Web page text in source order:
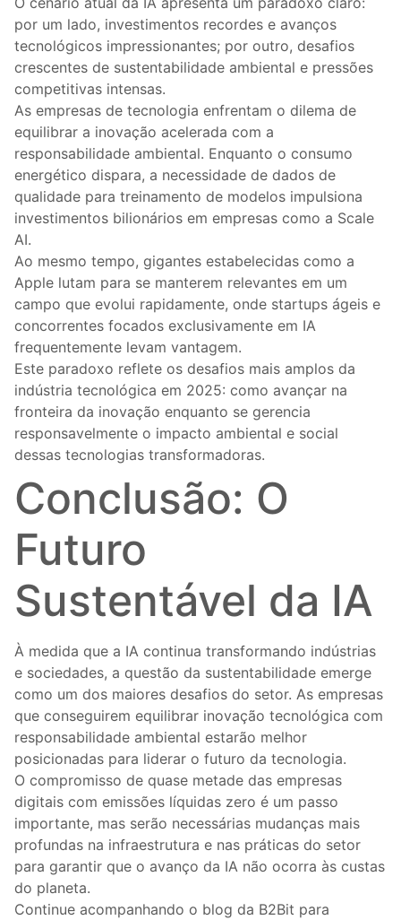
por um lado, investimentos recordes e avanços
tecnológicos impressionantes; por outro, desafios
crescentes de sustentabilidade ambiental e pressões
competitivas intensas.
As empresas de tecnologia enfrentam o dilema de
equilibrar a inovação acelerada com a
responsabilidade ambiental. Enquanto o consumo
energético dispara, a necessidade de dados de
qualidade para treinamento de modelos impulsiona
investimentos bilionários em empresas como a Scale
AI.
Ao mesmo tempo, gigantes estabelecidas como a
Apple lutam para se manterem relevantes em um
campo que evolui rapidamente, onde startups ágeis e
concorrentes focados exclusivamente em IA
frequentemente levam vantagem.
Este paradoxo reflete os desafios mais amplos da
indústria tecnológica em 2025: como avançar na
fronteira da inovação enquanto se gerencia
responsavelmente o impacto ambiental e social
dessas tecnologias transformadoras.
Conclusão: O
Futuro
Sustentável da IA
À medida que a IA continua transformando indústrias
e sociedades, a questão da sustentabilidade emerge
como um dos maiores desafios do setor. As empresas
que conseguirem equilibrar inovação tecnológica com
responsabilidade ambiental estarão melhor
posicionadas para liderar o futuro da tecnologia.
O compromisso de quase metade das empresas
digitais com emissões líquidas zero é um passo
importante, mas serão necessárias mudanças mais
profundas na infraestrutura e nas práticas do setor
para garantir que o avanço da IA não ocorra às custas
do planeta.
Continue acompanhando o blog da B2Bit para